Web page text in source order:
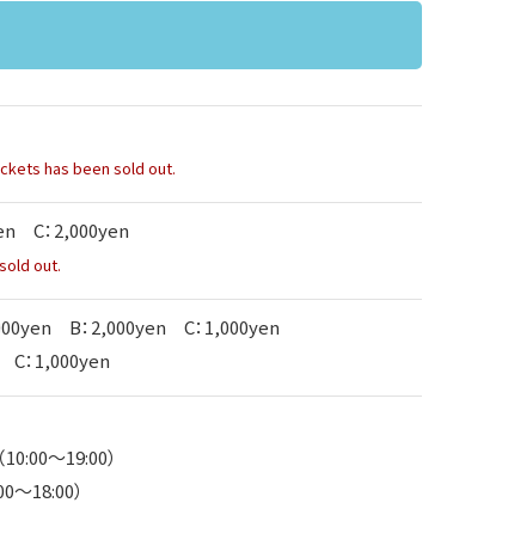
has been sold out.
C：2,000yen
out.
B：2,000yen C：1,000yen
：1,000yen
～19:00）
～18:00）